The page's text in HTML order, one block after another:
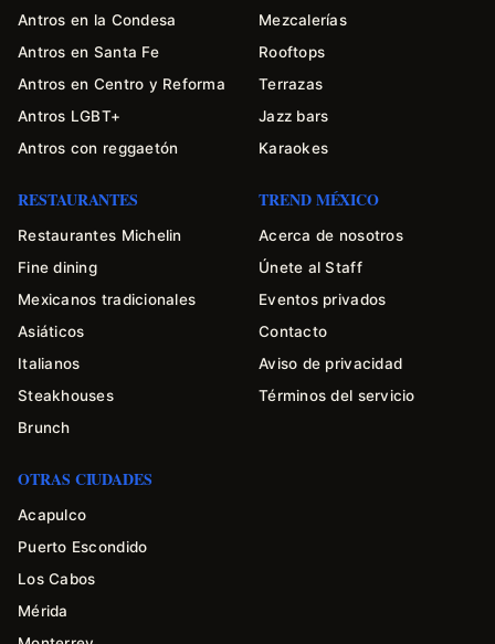
Antros en la Condesa
Antros en Santa Fe
Antros en Centro y Reforma
Antros LGBT+
Antros con reggaetón
Mezcalerías
Rooftops
Terrazas
Jazz bars
Karaokes
RESTAURANTES
Restaurantes Michelin
Fine dining
Mexicanos tradicionales
Asiáticos
Italianos
Steakhouses
Brunch
TREND MÉXICO
Acerca de nosotros
Únete al Staff
Eventos privados
Contacto
Aviso de privacidad
Términos del servicio
OTRAS CIUDADES
Acapulco
Puerto Escondido
Los Cabos
Mérida